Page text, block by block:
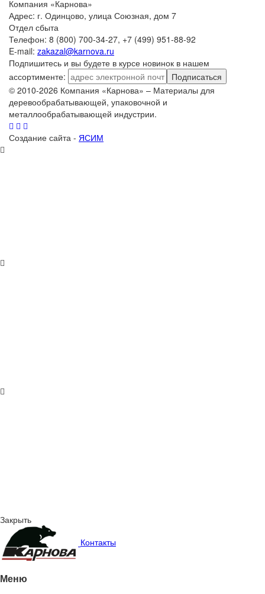
Компания «Карнова»
Адрес: г. Одинцово, улица Союзная, дом 7
Отдел сбыта
Телефон: 8 (800) 700-34-27, +7 (499) 951-88-92
E-mail: zakazal@karnova.ru
Подпишитесь и вы будете в курсе новинок в нашем
ассортименте:
Подписаться
© 2010-2026 Компания «Карнова» – Материалы для
деревообрабатывающей, упаковочной и
металлообрабатывающей индустрии.
Создание сайта - ЯСИМ
Закрыть
Контакты
Меню